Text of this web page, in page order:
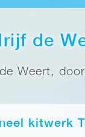
de
Weert,
kitwerk